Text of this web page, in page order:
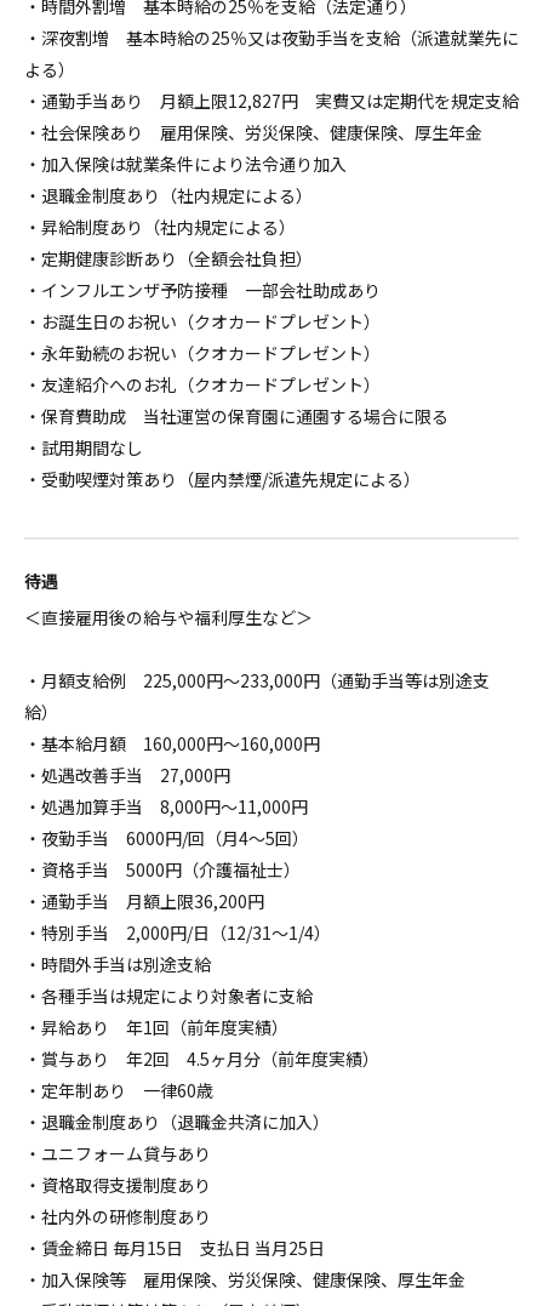
・時間外割増 基本時給の25％を支給（法定通り）
・深夜割増 基本時給の25％又は夜勤手当を支給（派遣就業先に
よる）
・通勤手当あり 月額上限12,827円 実費又は定期代を規定支給
・社会保険あり 雇用保険、労災保険、健康保険、厚生年金
・加入保険は就業条件により法令通り加入
・退職金制度あり（社内規定による）
・昇給制度あり（社内規定による）
・定期健康診断あり（全額会社負担）
・インフルエンザ予防接種 一部会社助成あり
・お誕生日のお祝い（クオカードプレゼント）
・永年勤続のお祝い（クオカードプレゼント）
・友達紹介へのお礼（クオカードプレゼント）
・保育費助成 当社運営の保育園に通園する場合に限る
・試用期間なし
・受動喫煙対策あり（屋内禁煙/派遣先規定による）
待遇
＜直接雇用後の給与や福利厚生など＞
・月額支給例 225,000円～233,000円（通勤手当等は別途支
給）
・基本給月額 160,000円～160,000円
・処遇改善手当 27,000円
・処遇加算手当 8,000円～11,000円
・夜勤手当 6000円/回（月4～5回）
・資格手当 5000円（介護福祉士）
・通勤手当 月額上限36,200円
・特別手当 2,000円/日（12/31～1/4）
・時間外手当は別途支給
・各種手当は規定により対象者に支給
・昇給あり 年1回（前年度実績）
・賞与あり 年2回 4.5ヶ月分（前年度実績）
・定年制あり 一律60歳
・退職金制度あり（退職金共済に加入）
・ユニフォーム貸与あり
・資格取得支援制度あり
・社内外の研修制度あり
・賃金締日 毎月15日 支払日 当月25日
・加入保険等 雇用保険、労災保険、健康保険、厚生年金